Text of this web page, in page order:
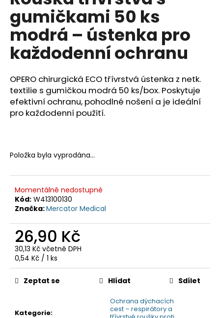
z
5
hvězdiček.
gumičkami 50 ks
modrá – ústenka pro
každodenní ochranu
OPERO chirurgická ECO třívrstvá ústenka z netk.
textilie s gumičkou modrá 50 ks/box. Poskytuje
efektivní ochranu, pohodlné nošení a je ideální
pro každodenní použití.
Položka byla vyprodána…
Momentálně nedostupné
Kód: W413100130
Značka:Mercator Medical
26,90 Kč
30,13 Kč včetně DPH
Měrná
cena:
0,54 Kč / 1 ks
Kategorie:
Ochrana dýchacích
cest – respirátory a
Zeptat se Hlídat Sdílet
a
j
í
t
?
HLEDAT
D
p
o
u
č
u
e
m
e